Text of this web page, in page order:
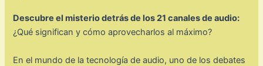
Descubre el misterio detrás de los 21 canales de audio:
¿Qué significan y cómo aprovecharlos al máximo?
En el mundo de la tecnología de audio, uno de los debates